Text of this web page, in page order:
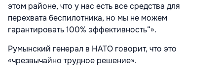
этом районе, что у нас есть все средства для
перехвата беспилотника, но мы не можем
гарантировать 100% эффективность“».
Румынский генерал в НАТО говорит, что это
«чрезвычайно трудное решение».